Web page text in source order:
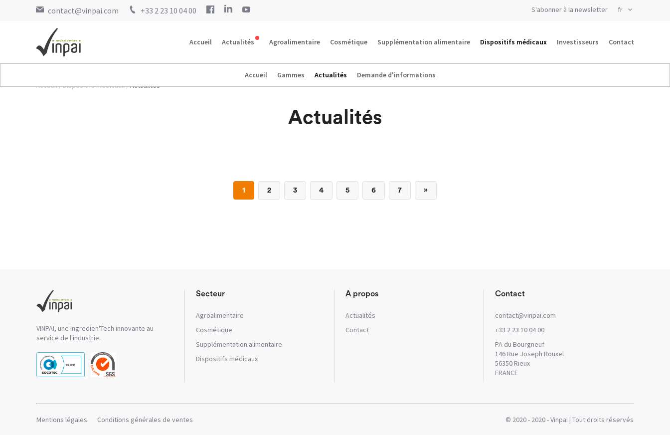
contact@vinpai.com +33 2 23 10 04 00 S'abonner à la newsletter
Accueil Actualités Agroalimentaire Cosmétique Supplémentation alimentaire Dispositifs médicaux
Accueil Gammes Actualités Demande d'informations
Investisseurs Contact
Accueil Dispositifs médicaux Actualités
Actualités
1 2 3 4 5 6 7 »
VINPAI, une Ingredien'Tech innovante au
service de l'industrie.
Secteur
Agroalimentaire
Cosmétique
Supplémentation alimentaire
Dispositifs médicaux
A propos
Actualités
Contact
Contact
contact@vinpai.com
+33 2 23 10 04 00
PA du Bourgneuf
146 Rue Joseph Rouxel
56350 Rieux
FRANCE
Mentions légales Conditions générales de ventes © 2020 - 2020 - Vinpai | Tout droits réservés